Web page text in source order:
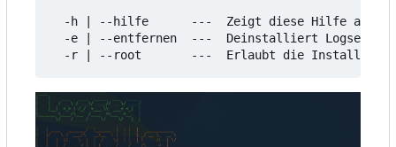
  -h | --hilfe      ---  Zeigt diese Hilfe an
  -e | --entfernen  ---  Deinstalliert Logseq